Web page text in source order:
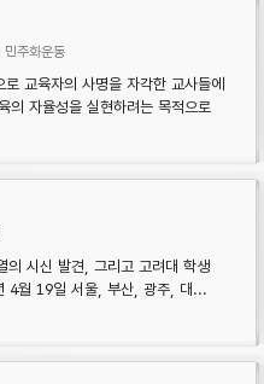
민주화운동
교육자의 사명을 자각한 교사들에
의 자율성을 실현하려는 목적으로
의 시신 발견, 그리고 고려대 학생
4월 19일 서울, 부산, 광주, 대...